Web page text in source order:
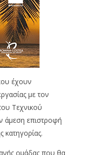
έχουν
με τον
Τεχνικού
άμεση επιστροφή
κατηγορίας.
ομάδας που θα